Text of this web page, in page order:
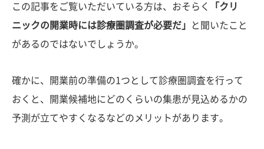
この記事をご覧いただいている方は、おそらく
「クリ
ニックの開業時には診療圏調査が必要だ」
と聞いたこと
があるのではないでしょうか。
確かに、開業前の準備の1つとして診療圏調査を行って
おくと、開業候補地にどのくらいの集患が見込めるかの
予測が立てやすくなるなどのメリットがあります。